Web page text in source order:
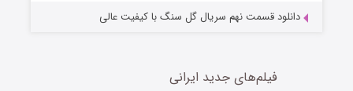
دانلود قسمت نهم سریال گل سنگ با کیفیت عالی
فیلم‌های جدید ایرانی